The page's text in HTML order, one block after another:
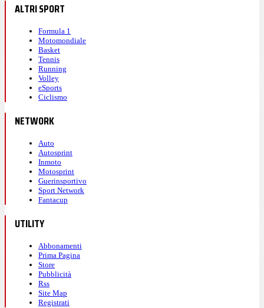
ALTRI SPORT
Formula 1
Motomondiale
Basket
Tennis
Running
Volley
eSports
Ciclismo
NETWORK
Auto
Autosprint
Inmoto
Motosprint
Guerinsportivo
Sport Network
Fantacup
UTILITY
Abbonamenti
Prima Pagina
Store
Pubblicità
Rss
Site Map
Registrati